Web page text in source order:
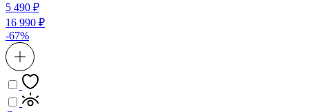
5 490 ₽
16 990 ₽
-67%